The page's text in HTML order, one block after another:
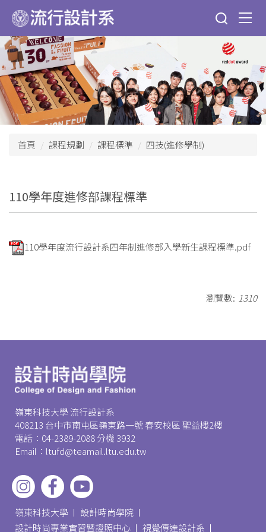
到
主
要
內
容
區
首頁 課程規劃 課程標準 四技(進修學制)
110學年度進修部課程標準
110學年度流行設計系四年制進修部入學新生課程標準.pdf
瀏覽數: 1310
嶺東科技大學 流行設計系
408213 台中市南屯區嶺東路一號 春安校區 聖益樓2樓
電話：04-2389-2088 分機 3932
Email：ltufd@teamail.ltu.edu.tw
嶺東科技大學
設計時尚學院
設計時尚專業實習暨證照中心
視覺傳達設計系